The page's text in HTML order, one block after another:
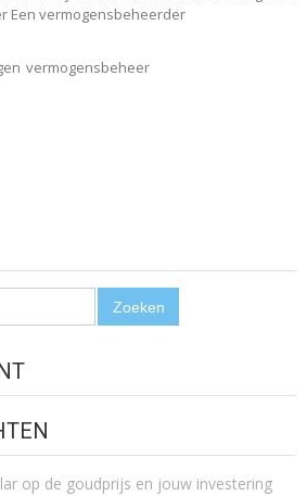
Een vermogensbeheerder
vermogensbeheer
op de goudprijs en jouw investering